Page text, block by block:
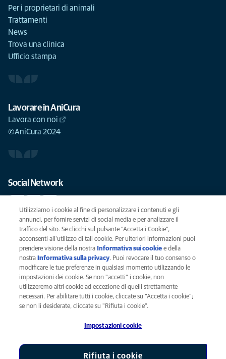
Per i proprietari di animali
Trattamenti
News
Trova una clinica
Ufficio stampa
Lavorare in AniCura
Lavora con noi
©AniCura 2024
Social Network
Le migliori cure per il vostro animale domestico
SCRIVICI
info@anicura.it
Privacy
Legal
AniCura è un'affiliata di Mars, Inc © 2026
Utilizziamo i cookie al fine di personalizzare i contenuti e gli
annunci, per fornire servizi di social media e per analizzare il
traffico del sito. Se clicchi sul pulsante "Accetta i Cookie",
acconsenti all'utilizzo di tali cookie. Per ulteriori informazioni puoi
prendere visione della nostra Informativa sui cookie (opens in a new
tab)
e della
nostra Informativa sulla privacy(opens in a new tab)
. Puoi revocare il tuo consenso o
modificare le tue preferenze in qualsiasi momento utilizzando le
impostazioni dei cookie. Se non "accetti" i cookie, non
utilizzeremo altri cookie ad eccezione di quelli strettamente
necessari. Per abilitare tutti i cookie, cliccate su "Accetta i cookie";
se non li desiderate, cliccate su "Rifiuta i cookie".
Impostazioni cookie
Rifiuta i cookie